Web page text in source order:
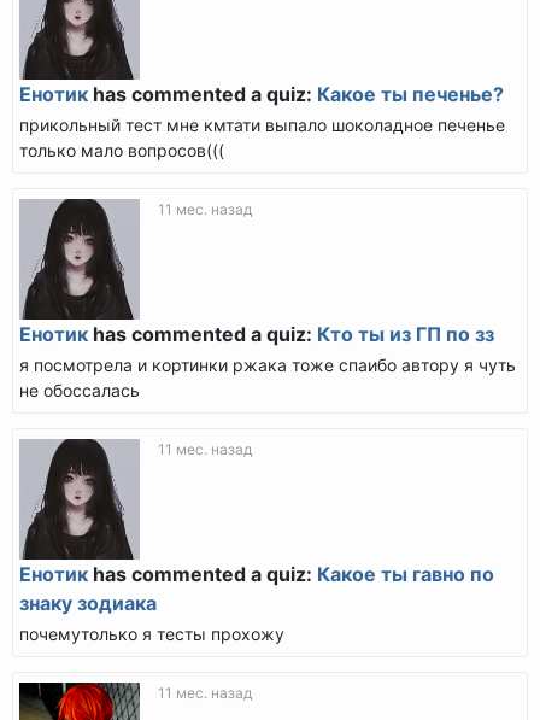
Енотик has commented a quiz: Какое ты печенье?
прикольный тест мне кмтати выпало шоколадное печенье
только мало вопросов(((
11 мес. назад
Енотик has commented a quiz: Кто ты из ГП по зз
я посмотрела и кортинки ржака тоже спаибо автору я чуть
не обоссалась
11 мес. назад
Енотик has commented a quiz: Какое ты гавно по
знаку зодиака
почемутолько я тесты прохожу
11 мес. назад